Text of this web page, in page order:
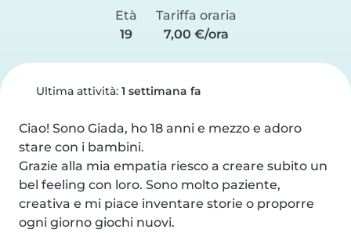
Età
19
Tariffa oraria
7,00 €/ora
Ultima attività: 1 settimana fa
Ciao! Sono Giada, ho 18 anni e mezzo e adoro
stare con i bambini.
Grazie alla mia empatia riesco a creare subito un
bel feeling con loro. Sono molto paziente,
creativa e mi piace inventare storie o proporre
ogni giorno giochi nuovi.